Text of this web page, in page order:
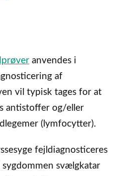
anvendes i
af
vil typisk tages for at
antistoffer og/eller
(lymfocytter).
fejldiagnosticeres
svælgkatar